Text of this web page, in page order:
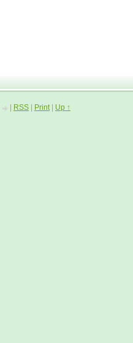
RSS Print| Up ↑